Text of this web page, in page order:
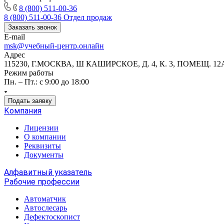
8 (800) 511-00-36
8 (800) 511-00-36 Отдел продаж
Заказать звонок
E-mail
msk@учебный-центр.онлайн
Адрес
115230, Г.МОСКВА, Ш КАШИРСКОЕ, Д. 4, К. 3, ПОМЕЩ.
Режим работы
Пн. – Пт.: с 9:00 до 18:00
Подать заявку
Компания
Лицензии
О компании
Реквизиты
Документы
Алфавитный указатель
Рабочие профессии
Автоматчик
Автослесарь
Дефектоскопист